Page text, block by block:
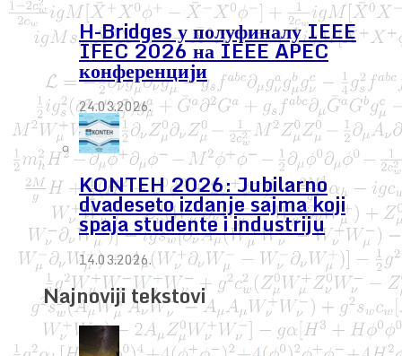
H-Bridges у полуфиналу IEEE
IFEC 2026 на IEEE APEC
конференцији
24.03.2026.
KONTEH 2026: Jubilarno
dvadeseto izdanje sajma koji
spaja studente i industriju
14.03.2026.
Najnoviji tekstovi